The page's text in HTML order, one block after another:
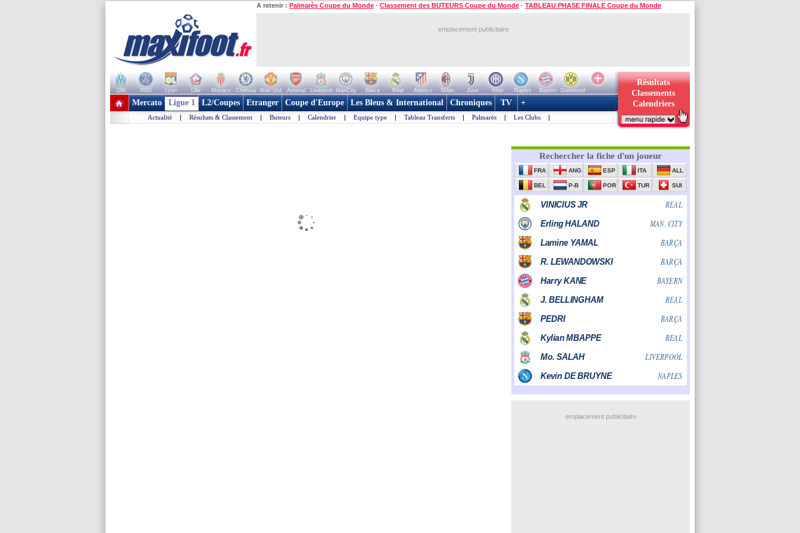
A retenir : Palmarès Coupe du Monde - Classement des BUTEURS Coupe du Monde - TABLEAU PHASE FINALE Coupe du Monde
emplacement publicitaire
OM PSG Lyon Lille Monaco Chelsea Man Utd Arsenal Liverpool ManCity Barca Real Atletico Milan Juve Inter Naples Bayern
Dortmund
+ de clubs
Résultats
Classements
Calendriers
Mercato Ligue 1 L2/Coupes Etranger Coupe d'Europe Les Bleus & International Chroniques TV +
Actualité | Résultats & Classement | Buteurs | Calendrier | Equipe type | Tableau Transferts | Palmarès | Les Clubs |
emplacement publicitaire